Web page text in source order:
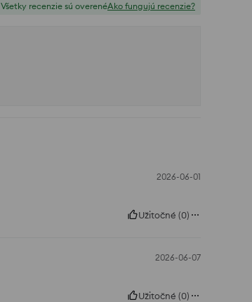
Všetky recenzie sú overenéAko fungujú recenzie?
2026-06-01
Užitočné (0)
2026-06-07
Užitočné (0)